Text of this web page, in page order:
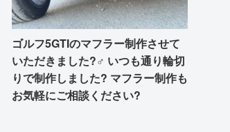
ゴルフ5GTIのマフラー制作させて
いただきました?‍♂️ いつも通り輪切
りで制作しました? マフラー制作も
お気軽にご相談ください?